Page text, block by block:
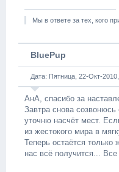
Мы в ответе за тех, кого
BluePup
Дата: Пятница, 22-Окт-
АнА, спасибо за
Завтра снова
уточню насчёт мест.
из жестокого мира в
Теперь остаётся только
нас всё получится...